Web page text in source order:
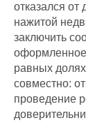
отказался от
нажитой
заключить
равных
совместно:
проведение